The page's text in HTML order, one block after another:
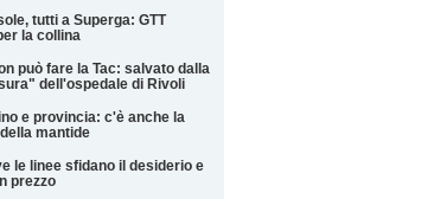
tutti a Superga: GTT
la collina
può fare la Tac: salvato dalla
dell'ospedale di Rivoli
e provincia: c'è anche la
mantide
le linee sfidano il desiderio e
prezzo